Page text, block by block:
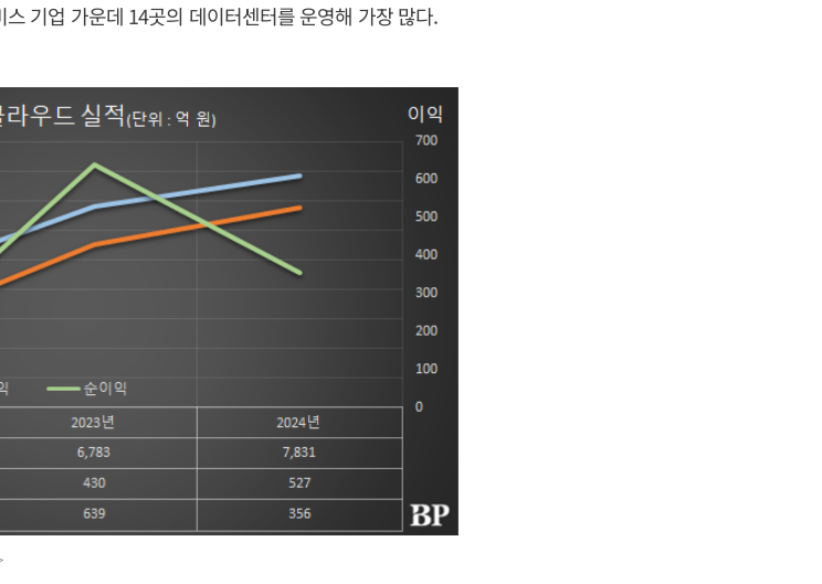
기업 가운데 14곳의 데이터센터를 운영해 가장 많다.